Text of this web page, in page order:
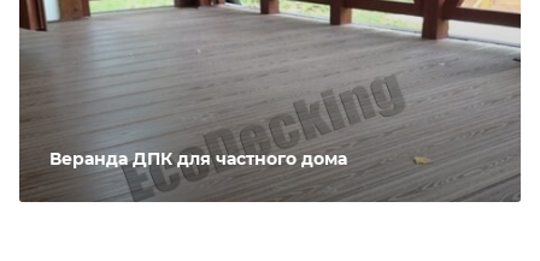
Веранда ДПК для частного дома